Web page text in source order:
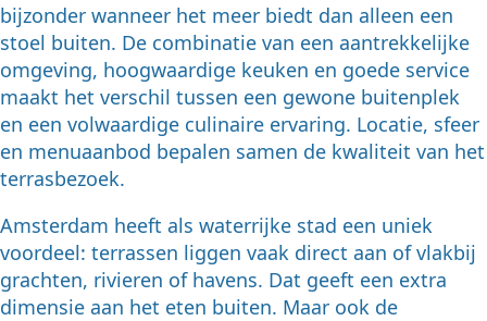
bijzonder wanneer het meer biedt dan alleen een
stoel buiten. De combinatie van een aantrekkelijke
omgeving, hoogwaardige keuken en goede service
maakt het verschil tussen een gewone buitenplek
en een volwaardige culinaire ervaring. Locatie, sfeer
en menuaanbod bepalen samen de kwaliteit van het
terrasbezoek.
Amsterdam heeft als waterrijke stad een uniek
voordeel: terrassen liggen vaak direct aan of vlakbij
grachten, rivieren of havens. Dat geeft een extra
dimensie aan het eten buiten. Maar ook de